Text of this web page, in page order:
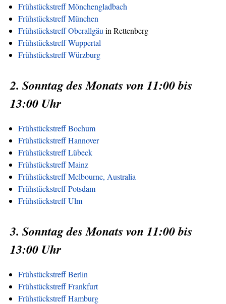
Frühstückstreff Mönchengladbach
Frühstückstreff München
Frühstückstreff Oberallgäu in Rettenberg
Frühstückstreff Wuppertal
Frühstückstreff Würzburg
2. Sonntag des Monats von 11:00 bis
13:00 Uhr
Frühstückstreff Bochum
Frühstückstreff Hannover
Frühstückstreff Lübeck
Frühstückstreff Mainz
Frühstückstreff Melbourne, Australia
Frühstückstreff Potsdam
Frühstückstreff Ulm
3. Sonntag des Monats von 11:00 bis
13:00 Uhr
Frühstückstreff Berlin
Frühstückstreff Frankfurt
Frühstückstreff Hamburg